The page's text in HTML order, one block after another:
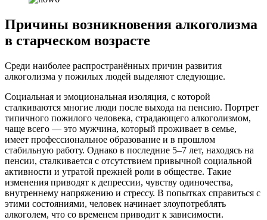
Причины возникновения алкоголизма
в старческом возрасте
Среди наиболее распространённых причин развития
алкоголизма у пожилых людей выделяют следующие.
Социальная и эмоциональная изоляция, с которой
сталкиваются многие люди после выхода на пенсию. Портрет
типичного пожилого человека, страдающего алкоголизмом,
чаще всего — это мужчина, который проживает в семье,
имеет профессиональное образование и в прошлом
стабильную работу. Однако в последние 5–7 лет, находясь на
пенсии, сталкивается с отсутствием привычной социальной
активности и утратой прежней роли в обществе. Такие
изменения приводят к депрессии, чувству одиночества,
внутреннему напряжению и стрессу. В попытках справиться с
этими состояниями, человек начинает злоупотреблять
алкоголем, что со временем приводит к зависимости.